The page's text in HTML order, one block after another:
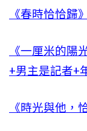
《春時恰恰歸
《一厘米的陽
+男主是記者+
《時光與他，